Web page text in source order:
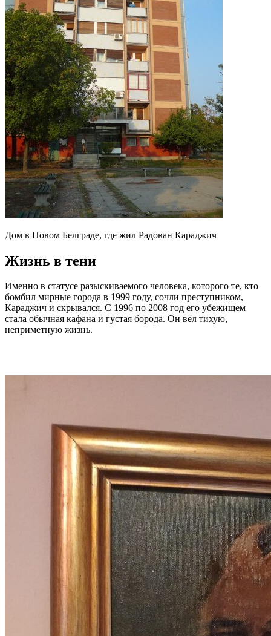
Дом в Новом Белграде, где жил Радован Караджич
Жизнь в тени
Именно в статусе разыскиваемого человека, которого те, кто
бомбил мирные города в 1999 году, сочли преступником,
Караджич и скрывался. С 1996 по 2008 год его убежищем
стала обычная кафана и густая борода. Он вёл тихую,
неприметную жизнь.